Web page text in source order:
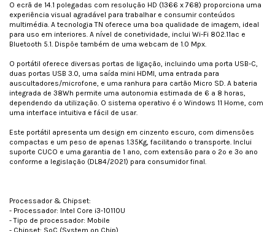
O ecrã de 14.1 polegadas com resolução HD (1366 x 768) proporciona uma
experiência visual agradável para trabalhar e consumir conteúdos
multimédia. A tecnologia TN oferece uma boa qualidade de imagem, ideal
para uso em interiores. A nível de conetividade, inclui Wi-Fi 802.11ac e
Bluetooth 5.1. Dispõe também de uma webcam de 1.0 Mpx.
O portátil oferece diversas portas de ligação, incluindo uma porta USB-C,
duas portas USB 3.0, uma saída mini HDMI, uma entrada para
auscultadores/microfone, e uma ranhura para cartão Micro SD. A bateria
integrada de 38Wh permite uma autonomia estimada de 6 a 8 horas,
dependendo da utilização. O sistema operativo é o Windows 11 Home, com
uma interface intuitiva e fácil de usar.
Este portátil apresenta um design em cinzento escuro, com dimensões
compactas e um peso de apenas 1.35Kg, facilitando o transporte. Inclui
suporte CUCO e uma garantia de 1 ano, com extensão para o 2º e 3º ano
conforme a legislação (DL84/2021) para consumidor final.
Processador & Chipset:
- Processador: Intel Core i3-10110U
- Tipo de processador: Mobile